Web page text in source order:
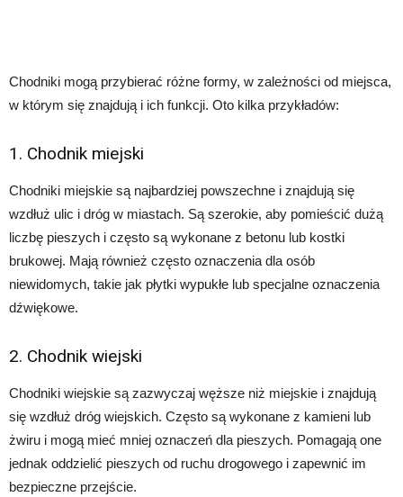
Chodniki mogą przybierać różne formy, w zależności od miejsca,
w którym się znajdują i ich funkcji. Oto kilka przykładów:
1. Chodnik miejski
Chodniki miejskie są najbardziej powszechne i znajdują się
wzdłuż ulic i dróg w miastach. Są szerokie, aby pomieścić dużą
liczbę pieszych i często są wykonane z betonu lub kostki
brukowej. Mają również często oznaczenia dla osób
niewidomych, takie jak płytki wypukłe lub specjalne oznaczenia
dźwiękowe.
2. Chodnik wiejski
Chodniki wiejskie są zazwyczaj węższe niż miejskie i znajdują
się wzdłuż dróg wiejskich. Często są wykonane z kamieni lub
żwiru i mogą mieć mniej oznaczeń dla pieszych. Pomagają one
jednak oddzielić pieszych od ruchu drogowego i zapewnić im
bezpieczne przejście.